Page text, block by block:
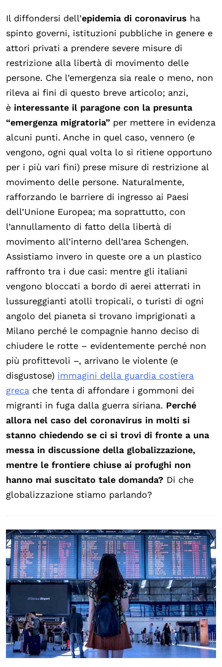
Il diffondersi dell’epidemia di coronavirus ha
spinto governi, istituzioni pubbliche in genere e
attori privati a prendere severe misure di
restrizione alla libertà di movimento delle
persone. Che l’emergenza sia reale o meno, non
rileva ai fini di questo breve articolo; anzi,
è interessante il paragone con la presunta
“emergenza migratoria” per mettere in evidenza
alcuni punti. Anche in quel caso, vennero (e
vengono, ogni qual volta lo si ritiene opportuno
per i più vari fini) prese misure di restrizione al
movimento delle persone. Naturalmente,
rafforzando le barriere di ingresso ai Paesi
dell’Unione Europea; ma soprattutto, con
l’annullamento di fatto della libertà di
movimento all’interno dell’area Schengen.
Assistiamo invero in queste ore a un plastico
raffronto tra i due casi: mentre gli italiani
vengono bloccati a bordo di aerei atterrati in
lussureggianti atolli tropicali, o turisti di ogni
angolo del pianeta si trovano imprigionati a
Milano perché le compagnie hanno deciso di
chiudere le rotte – evidentemente perché non
più profittevoli –, arrivano le violente (e
disgustose) immagini della guardia costiera
greca che tenta di affondare i gommoni dei
migranti in fuga dalla guerra siriana. Perché
allora nel caso del coronavirus in molti si
stanno chiedendo se ci si trovi di fronte a una
messa in discussione della globalizzazione,
mentre le frontiere chiuse ai profughi non
hanno mai suscitato tale domanda? Di che
globalizzazione stiamo parlando?